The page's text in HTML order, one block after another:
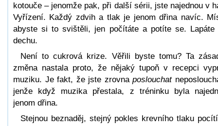
kotouče – jenomže pak, při další sérii, jste najednou v
Vyřízení. Každý zdvih a tlak je jenom dřina navíc.
abyste si to svištěli, jen počítáte a potíte se. Lapáte
dechu.
Není to cukrová krize. Věřili byste tomu? Ta
změna nastala proto, že nějaký tupoň v recepci
muziku. Je fakt, že jste zrovnaposlouchat
jenže když muzika přestala, z tréninku byla
jenom dřina.
Stejnou beznaděj, stejný pokles krevního tlaku